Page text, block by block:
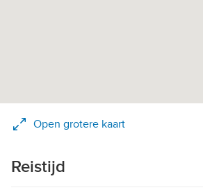
Open grotere kaart
Reistijd